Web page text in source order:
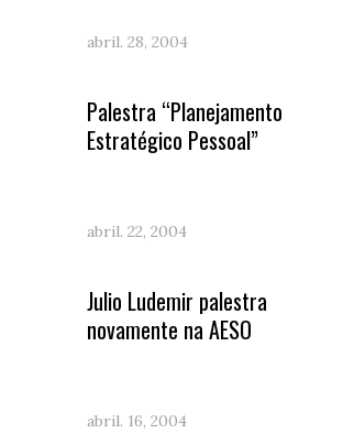
abril. 28, 2004
Palestra “Planejamento
Estratégico Pessoal”
abril. 22, 2004
Julio Ludemir palestra
novamente na AESO
abril. 16, 2004